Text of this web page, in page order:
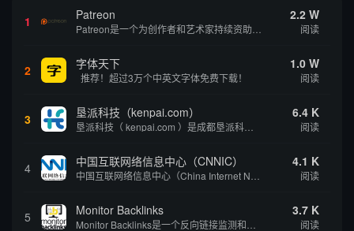
1 Patreon 2.2 W
阅读
2 字体天下
推荐！超过3万个中英文字体免费下载！
1.0 W
阅读
3 垦派科技（kenpai.com） 6.4 K
阅读
4 中国互联网络信息中心（CNNIC） 4.1 K
阅读
5 Monitor Backlinks 3.7 K
阅读